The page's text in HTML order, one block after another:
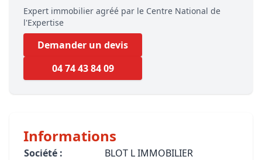
Expert immobilier agréé par le Centre National de
l'Expertise
Demander un devis
04 74 43 84 09
Informations
Société :
BLOT L IMMOBILIER